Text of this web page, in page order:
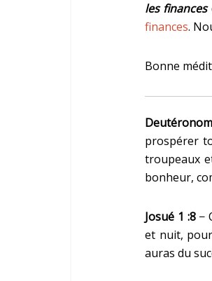
les finances
finances.
Bonne
prospérer
troupeaux
bonheur,
Josué 1 :8−
et nuit,
auras du